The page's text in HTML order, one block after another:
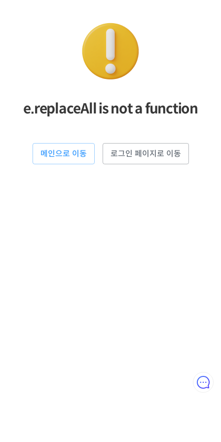
e.replaceAll is not a function
메인으로 이동 로그인 페이지로 이동